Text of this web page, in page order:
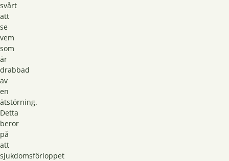
svårt
att
se
vem
som
är
drabbad
av
en
ätstörning.
Detta
beror
på
att
sjukdomsförloppet